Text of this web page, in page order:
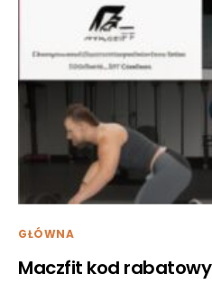
GŁÓWNA
Maczfit kod rabatowy